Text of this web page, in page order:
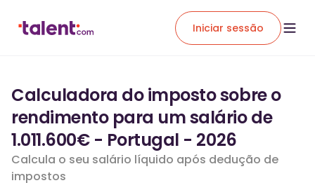
Iniciar sessão
Calculadora do imposto sobre o
rendimento para um salário de
1.011.600€ - Portugal - 2026
Calcula o seu salário líquido após dedução de
impostos